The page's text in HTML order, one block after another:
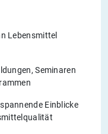
Lebensmittel
Seminaren
Einblicke